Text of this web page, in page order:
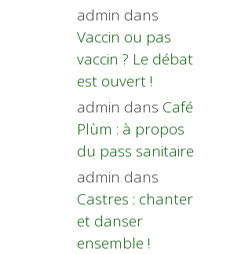
admin dans
Vaccin ou pas
vaccin ? Le débat
est ouvert !
admin dans Café
Plùm : à propos
du pass sanitaire
admin dans
Castres : chanter
et danser
ensemble !